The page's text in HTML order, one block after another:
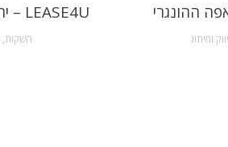
LEASE4U – יחסי ציבור רכב
השקות,
ההונגרי
ומיתוג